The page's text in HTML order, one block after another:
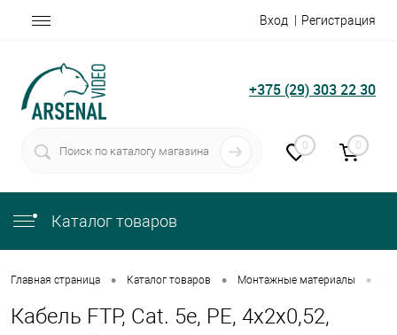
Вход Регистрация
+375 (29) 303 22 30
0 0
Каталог товаров
Главная страница • Каталог товаров • Монтажные материалы •
Кабель FTP, Cat. 5e, PE, 4х2х0,52,